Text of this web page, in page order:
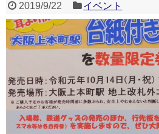
2019/9/22 イベント